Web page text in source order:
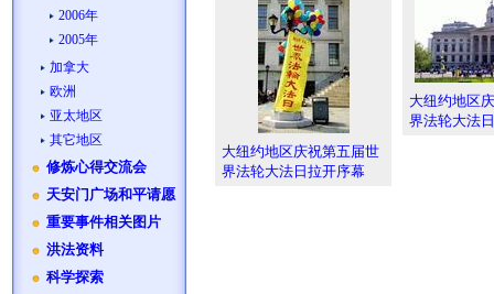
2006年
2005年
加拿大
欧洲
亚太地区
其它地区
修炼心得交流会
天安门广场和平请愿
重要事件相关图片
洪法资料
科学探索
大纽约地区庆祝第五届世
界法轮大法日拉开序幕
大纽约地区
界法轮大法